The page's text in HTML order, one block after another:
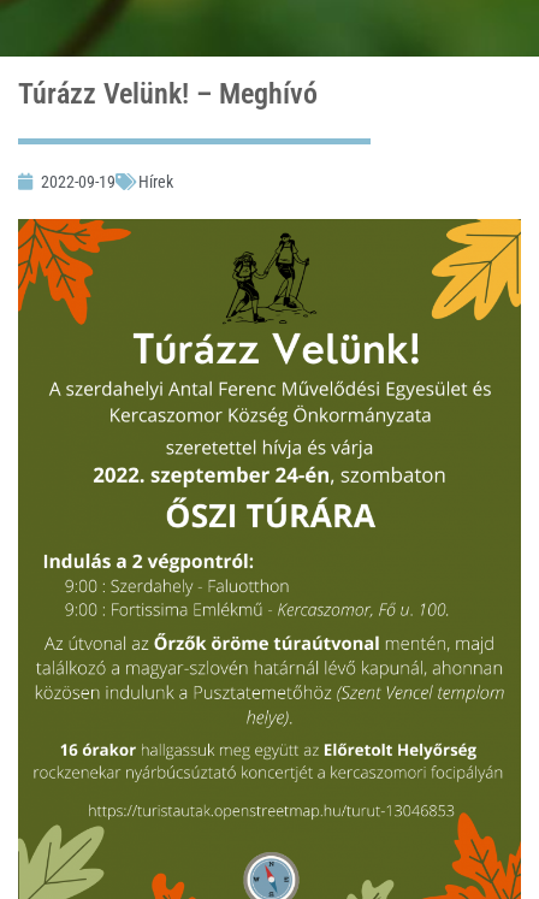
Túrázz Velünk! – Meghívó
2022-09-19 Hírek